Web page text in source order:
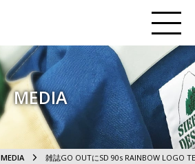
MEDIA
MEDIA 雑誌GO OUTにSD 90s RAINBOW LOGO